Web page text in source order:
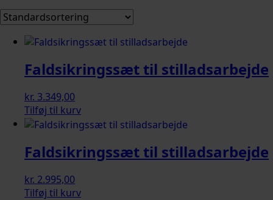
Faldsikringssæt til stilladsarbejde
kr. 3.349,00
Tilføj til kurv
Faldsikringssæt til stilladsarbejde
kr. 2.995,00
Tilføj til kurv